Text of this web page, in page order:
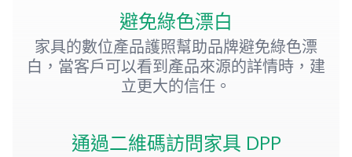
避免綠色漂白
家具的數位產品護照幫助品牌避免綠色漂
白，當客戶可以看到產品來源的詳情時，建
立更大的信任。
通過二維碼訪問家具 DPP